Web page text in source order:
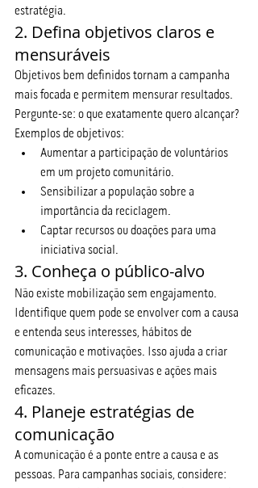
estratégia.
2. Defina objetivos claros e
mensuráveis
Objetivos bem definidos tornam a campanha
mais focada e permitem mensurar resultados.
Pergunte-se: o que exatamente quero alcançar?
Exemplos de objetivos:
Aumentar a participação de voluntários
em um projeto comunitário.
Sensibilizar a população sobre a
importância da reciclagem.
Captar recursos ou doações para uma
iniciativa social.
3. Conheça o público-alvo
Não existe mobilização sem engajamento.
Identifique quem pode se envolver com a causa
e entenda seus interesses, hábitos de
comunicação e motivações. Isso ajuda a criar
mensagens mais persuasivas e ações mais
eficazes.
4. Planeje estratégias de
comunicação
A comunicação é a ponte entre a causa e as
pessoas. Para campanhas sociais, considere: